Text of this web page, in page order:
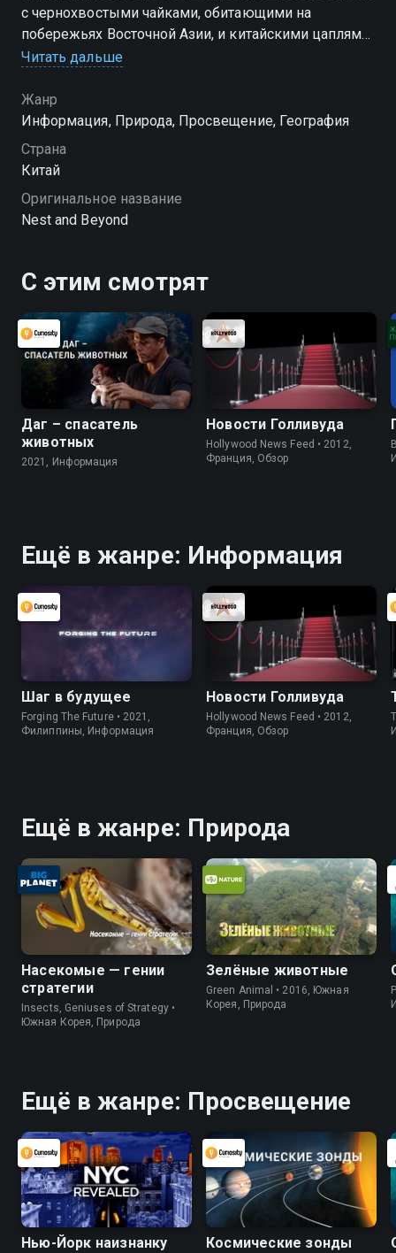
с чернохвостыми чайками, обитающими на
побережьях Восточной Азии, и китайскими цаплями,
которые готовятся к сезону размножения
Читать дальше
Жанр
Информация, Природа, Просвещение, География
Страна
Китай
Оригинальное название
Nest and Beyond
С этим смотрят
Даг – спасатель
животных
2021, Информация
Новости Голливуда
Hollywood News Feed • 2012,
Франция, Обзор
Ещё в жанре: Информация
Шаг в будущее
Forging The Future • 2021,
Филиппины, Информация
Новости Голливуда
Hollywood News Feed • 2012,
Франция, Обзор
Ещё в жанре: Природа
Насекомые — гении
стратегии
Insects, Geniuses of Strategy •
Южная Корея, Природа
Зелёные животные
Green Animal • 2016, Южная
Корея, Природа
Ещё в жанре: Просвещение
Нью-Йорк наизнанку Космические зонды